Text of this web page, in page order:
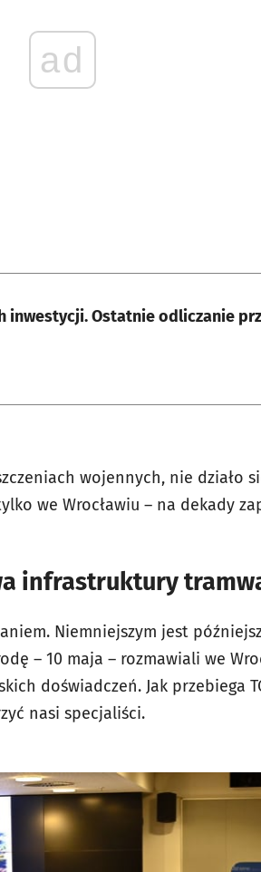
ad
inwestycji. Ostatnie odliczanie
wojennych, nie działo
we Wrocławiu – na dekady
infrastruktury
Niemniejszym jest
– 10 maja – rozmawiali we
doświadczeń. Jak przebiega
nasi specjaliści.